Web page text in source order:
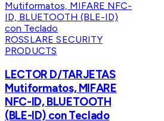
ROSSLARE SECURITY
PRODUCTS
LECTOR D/TARJETAS
Mutiformatos, MIFARE
NFC-ID, BLUETOOTH
(BLE-ID) con Teclado